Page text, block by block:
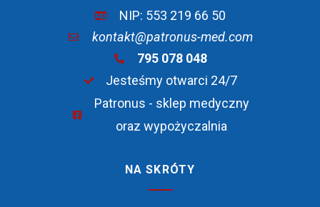
NIP: 553 219 66 50
kontakt@patronus-med.com
795 078 048
Jesteśmy otwarci 24/7
Patronus - sklep medyczny
oraz wypożyczalnia
NA SKRÓTY